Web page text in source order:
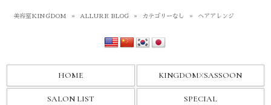
美容室KINGDOM » ALLURE BLOG » カテゴリーなし » ヘアアレンジ
HOME KINGDOMXSASSOON
SALON LIST SPECIAL